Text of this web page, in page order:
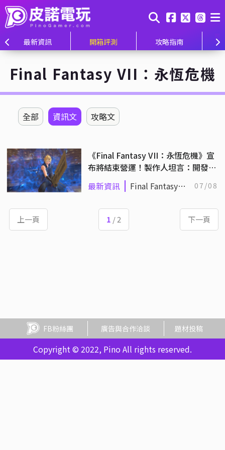
最新資訊 開箱評測 攻略指南
Final Fantasy VII：永恆危機
全部 資訊文 攻略文
《Final Fantasy VII：永恆危機》宣
布將結束營運！製作人坦言：開發與
營運成本居高不下！
最新資訊
Final Fantasy
07/08
上一頁 1 / 2 下一頁
FB粉絲團 廣告與合作洽談 題材投稿
Copyright © 2022, Pino All rights reserved.